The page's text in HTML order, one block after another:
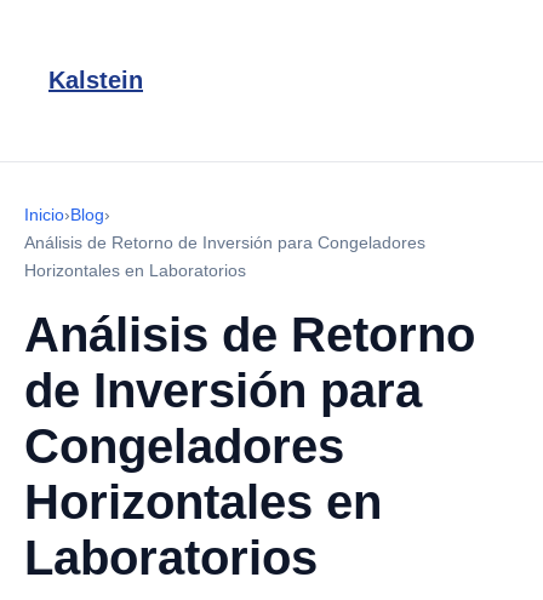
Kalstein
Inicio›Blog›
Análisis de Retorno de Inversión para Congeladores
Horizontales en Laboratorios
Análisis de Retorno
de Inversión para
Congeladores
Horizontales en
Laboratorios